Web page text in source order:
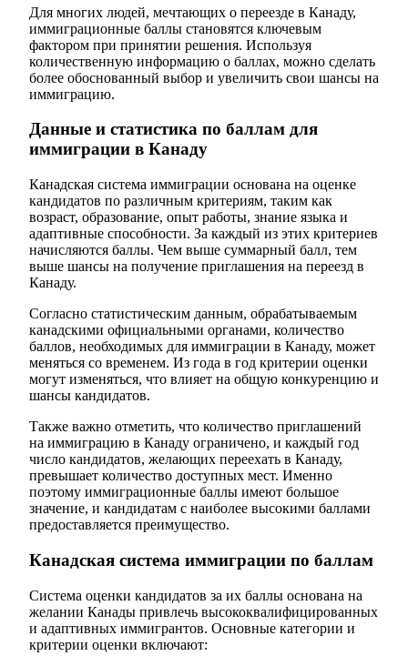
Для многих людей, мечтающих о переезде в Канаду,
иммиграционные баллы становятся ключевым
фактором при принятии решения. Используя
количественную информацию о баллах, можно сделать
более обоснованный выбор и увеличить свои шансы на
иммиграцию.
Данные и статистика по баллам для
иммиграции в Канаду
Канадская система иммиграции основана на оценке
кандидатов по различным критериям, таким как
возраст, образование, опыт работы, знание языка и
адаптивные способности. За каждый из этих критериев
начисляются баллы. Чем выше суммарный балл, тем
выше шансы на получение приглашения на переезд в
Канаду.
Согласно статистическим данным, обрабатываемым
канадскими официальными органами, количество
баллов, необходимых для иммиграции в Канаду, может
меняться со временем. Из года в год критерии оценки
могут изменяться, что влияет на общую конкуренцию и
шансы кандидатов.
Также важно отметить, что количество приглашений
на иммиграцию в Канаду ограничено, и каждый год
число кандидатов, желающих переехать в Канаду,
превышает количество доступных мест. Именно
поэтому иммиграционные баллы имеют большое
значение, и кандидатам с наиболее высокими баллами
предоставляется преимущество.
Канадская система иммиграции по баллам
Система оценки кандидатов за их баллы основана на
желании Канады привлечь высококвалифицированных
и адаптивных иммигрантов. Основные категории и
критерии оценки включают: